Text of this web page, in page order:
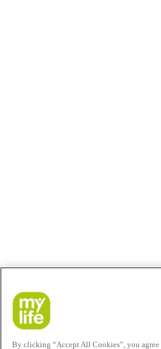
By clicking “Accept All Cookies”, you agree